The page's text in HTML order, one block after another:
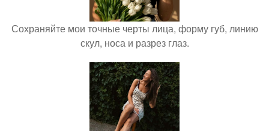
Сохраняйте мои точные черты лица, форму губ, линию
скул, носа и разрез глаз.